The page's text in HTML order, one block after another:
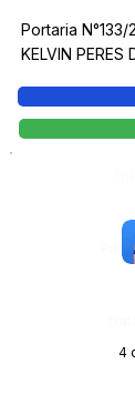
Portaria N°133/
KELVIN PERES
4